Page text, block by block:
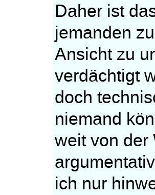
Daher ist
jemanden
Ansicht zu
verdächtigt
doch
niemand
weit von der
ich nur